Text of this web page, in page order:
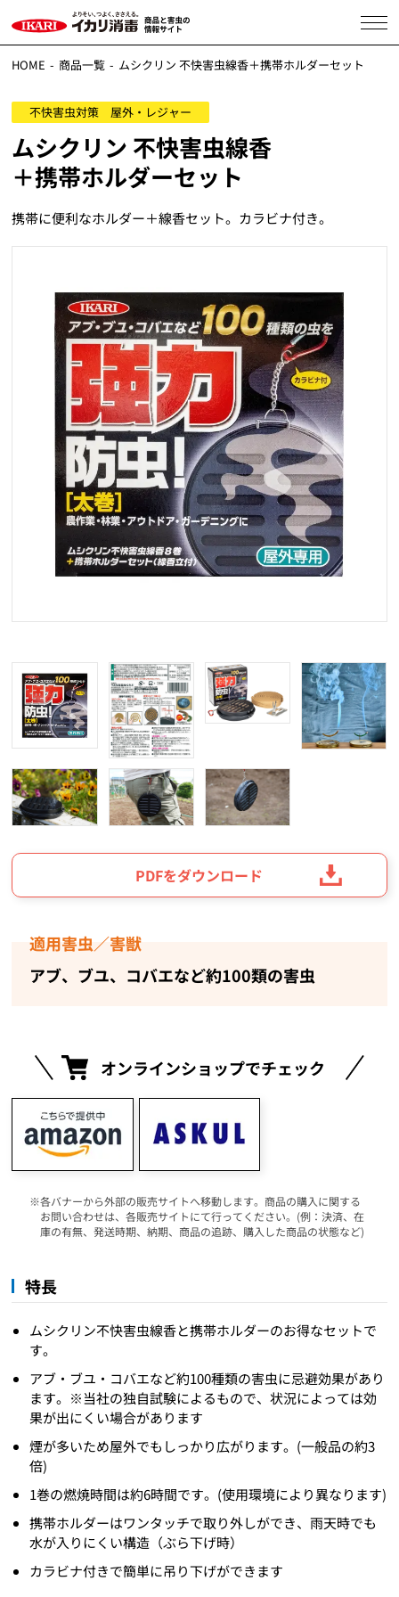
HOME 商品一覧 ムシクリン 不快害虫線香＋携帯ホルダーセット
不快害虫対策 屋外・レジャー
ムシクリン 不快害虫線香
＋携帯ホルダーセット
携帯に便利なホルダー＋線香セット。カラビナ付き。
PDFをダウンロード
適用害虫／害獣
アブ、ブユ、コバエなど約100類の害虫
オンラインショップでチェック
各バナーから外部の販売サイトへ移動します。商品の購入に関する
お問い合わせは、各販売サイトにて行ってください。(例：決済、在
庫の有無、発送時期、納期、商品の追跡、購入した商品の状態など)
特長
ムシクリン不快害虫線香と携帯ホルダーのお得なセットで
す。
アブ・ブユ・コバエなど約100種類の害虫に忌避効果があり
ます。※当社の独自試験によるもので、状況によっては効
果が出にくい場合があります
煙が多いため屋外でもしっかり広がります。(一般品の約3
倍)
1巻の燃焼時間は約6時間です。(使用環境により異なります)
携帯ホルダーはワンタッチで取り外しができ、雨天時でも
水が入りにくい構造（ぶら下げ時）
カラビナ付きで簡単に吊り下げができます